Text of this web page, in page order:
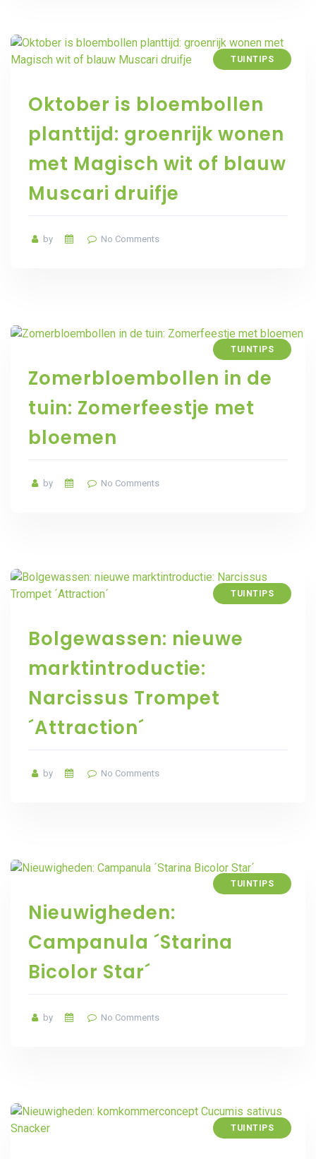
TUINTIPS
Oktober is bloembollen
planttijd: groenrijk wonen
met Magisch wit of blauw
Muscari druifje
by No Comments
TUINTIPS
Zomerbloembollen in de
tuin: Zomerfeestje met
bloemen
by No Comments
TUINTIPS
Bolgewassen: nieuwe
marktintroductie:
Narcissus Trompet
´Attraction´
by No Comments
TUINTIPS
Nieuwigheden:
Campanula ´Starina
Bicolor Star´
by No Comments
TUINTIPS